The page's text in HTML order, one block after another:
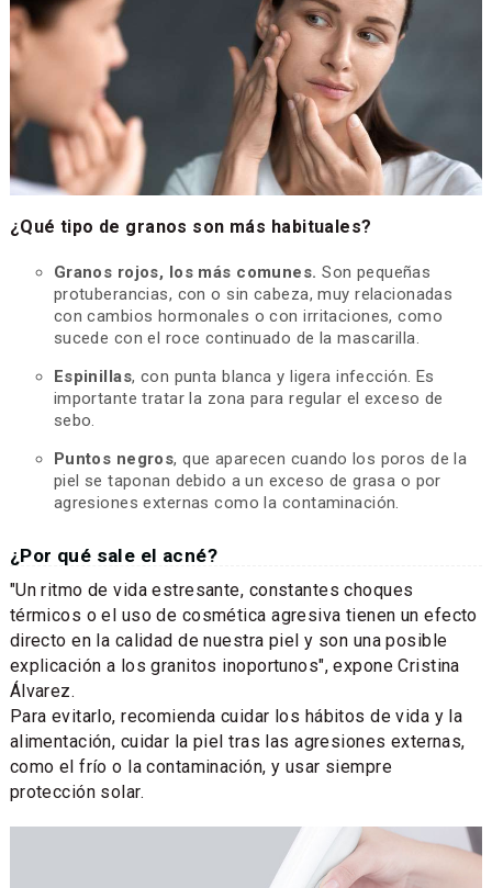
¿Qué tipo de granos son más habituales?
Granos rojos, los más comunes. Son pequeñas
protuberancias, con o sin cabeza, muy relacionadas
con cambios hormonales o con irritaciones, como
sucede con el roce continuado de la mascarilla.
Espinillas, con punta blanca y ligera infección. Es
importante tratar la zona para regular el exceso de
sebo.
Puntos negros, que aparecen cuando los poros de la
piel se taponan debido a un exceso de grasa o por
agresiones externas como la contaminación.
¿Por qué sale el acné?
"Un ritmo de vida estresante, constantes choques
térmicos o el uso de cosmética agresiva tienen un efecto
directo en la calidad de nuestra piel y son una posible
explicación a los granitos inoportunos", expone Cristina
Álvarez.
Para evitarlo, recomienda cuidar los hábitos de vida y la
alimentación, cuidar la piel tras las agresiones externas,
como el frío o la contaminación, y usar siempre
protección solar.